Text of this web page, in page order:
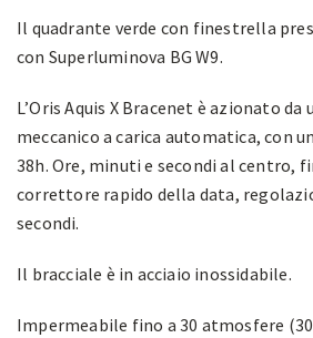
Il quadrante verde con finestrella
con Superluminova BG W9.
L’Oris Aquis X Bracenet è azionato
meccanico a carica automatica, con
38h. Ore, minuti e secondi al centro,
correttore rapido della data,
secondi.
Il bracciale è in acciaio inossidabile.
Impermeabile fino a 30 atmosfere